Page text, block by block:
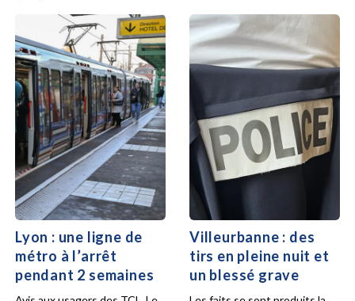
Lyon : une ligne de
métro à l’arrêt
pendant 2 semaines
Villeurbanne : des
tirs en pleine nuit et
un blessé grave